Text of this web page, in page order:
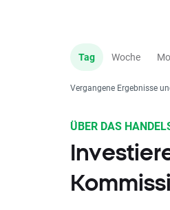
Tag Woche
Vergangene Ergebnisse
ÜBER DAS